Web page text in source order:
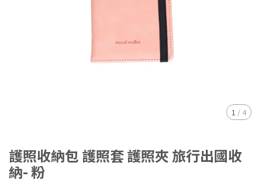
1 / 4
護照收納包 護照套 護照夾 旅行出國收
納- 粉